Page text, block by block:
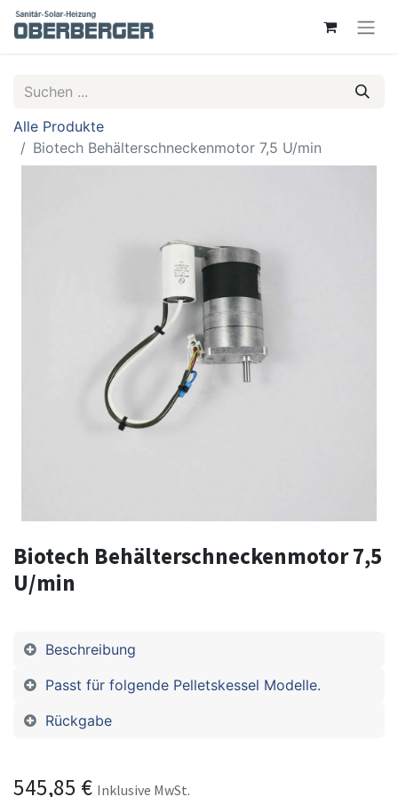
Alle Produkte
Biotech Behälterschneckenmotor 7,5 U/min
Biotech Behälterschneckenmotor 7,5
U/min
Beschreibung
Passt für folgende Pelletskessel Modelle.
Rückgabe
545,85 € Inklusive MwSt.